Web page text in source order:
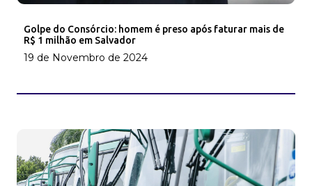
Golpe do Consórcio: homem é preso após faturar mais de
R$ 1 milhão em Salvador
19 de Novembro de 2024